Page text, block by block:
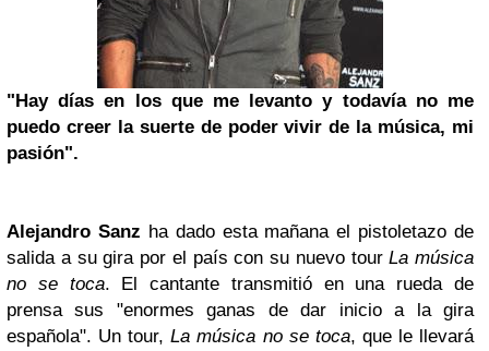
"Hay días en los que me levanto y todavía no me
puedo creer la suerte de poder vivir de la música, mi
pasión".
Alejandro Sanz ha dado esta mañana el pistoletazo de
salida a su gira por el país con su nuevo tourLa música
no se toca. El cantante transmitió en una rueda de
prensa sus "enormes ganas de dar inicio a la gira
española". Un tour,La música no se toca, que le llevará